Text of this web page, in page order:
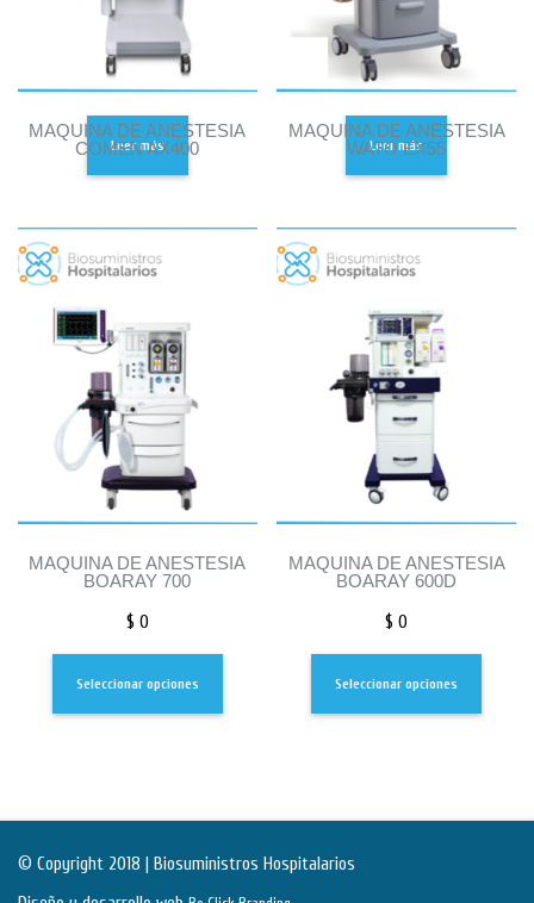
MAQUINA DE ANESTESIA
COMEN AX400
Leer más
MAQUINA DE ANESTESIA
WATO EX55
Leer más
MAQUINA DE ANESTESIA
BOARAY 700
$ 0
Seleccionar opciones
MAQUINA DE ANESTESIA
BOARAY 600D
$ 0
Seleccionar opciones
© Copyright 2018 | Biosuministros Hospitalarios